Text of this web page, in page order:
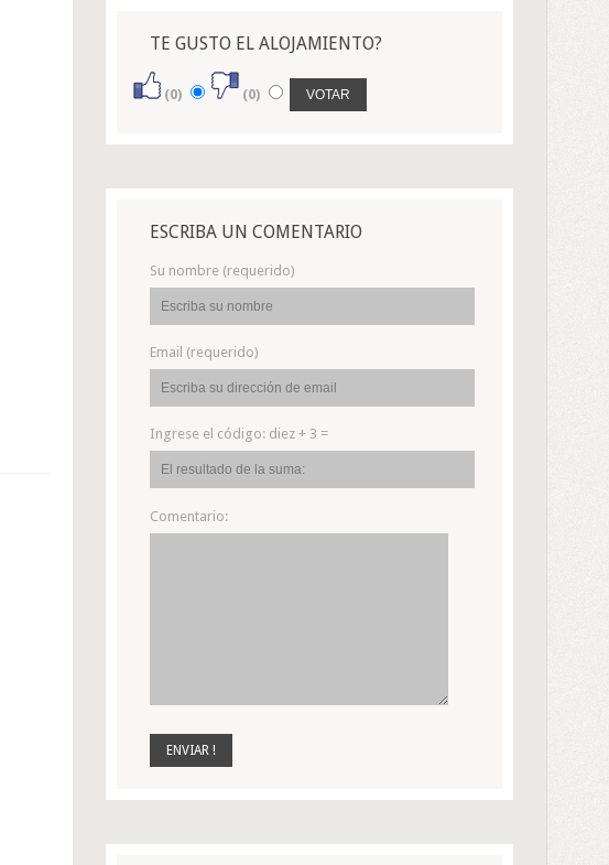
TE GUSTO EL ALOJAMIENTO?
(0) (0)
ESCRIBA UN COMENTARIO
Su nombre (requerido)
Email (requerido)
Ingrese el código: diez + 3 =
Comentario: